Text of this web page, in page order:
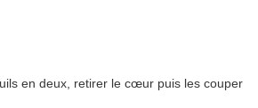
en deux, retirer le cœur puis les couper